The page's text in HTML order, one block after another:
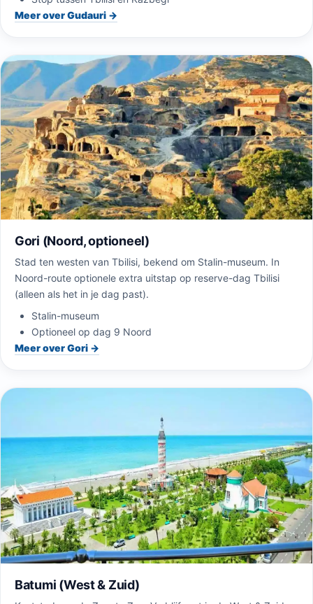
Meer over Gudauri →
Gori (Noord, optioneel)
Stad ten westen van Tbilisi, bekend om Stalin-museum. In
Noord-route optionele extra uitstap op reserve-dag Tbilisi
(alleen als het in je dag past).
Stalin-museum
Optioneel op dag 9 Noord
Meer over Gori →
Batumi (West & Zuid)